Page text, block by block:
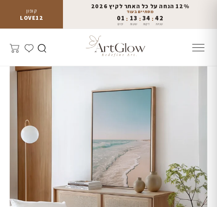
קופון
LOVE12
12% הנחה על כל האתר לקיץ 2026
מסתיים בעוד
01
ימים
: 13
שעות
: 34
דקות
: 42
שניות